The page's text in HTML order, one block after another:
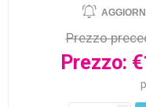
Prezzo
Prezzo: